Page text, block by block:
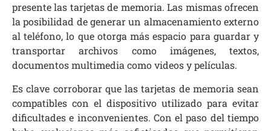
presente las tarjetas de memoria. Las mismas ofrecen
la posibilidad de generar un almacenamiento externo
al teléfono, lo que otorga más espacio para guardar y
transportar archivos como imágenes, textos,
documentos multimedia como videos y películas.
Es clave corroborar que las tarjetas de memoria sean
compatibles con el dispositivo utilizado para evitar
dificultades e inconvenientes. Con el paso del tiempo